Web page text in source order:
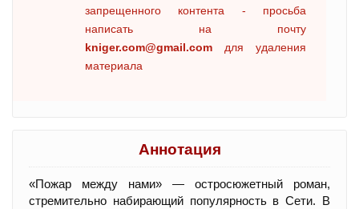
запрещенного контента - просьба
написать на почту
kniger.com@gmail.com для удаления
материала
Аннотация
«Пожар между нами» — остросюжетный роман,
стремительно набирающий популярность в Сети. В